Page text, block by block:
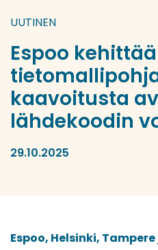
UUTINEN
Espoo kehittää
kaavoitusta
lähdekoodin
29.10.2025
Espoo, Helsinki,